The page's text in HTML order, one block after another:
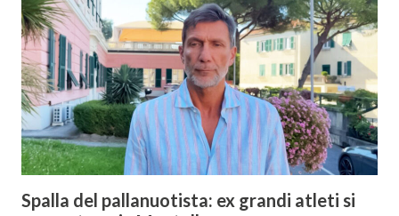
Spalla del pallanuotista: ex grandi atleti si